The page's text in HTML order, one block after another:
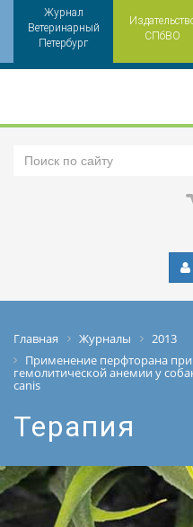
Журнал
Ветеринарный
Петербург
СПбВО
Главная Журналы
2013
Применение перфторана
гемолитической анемии у
canis
Терапия